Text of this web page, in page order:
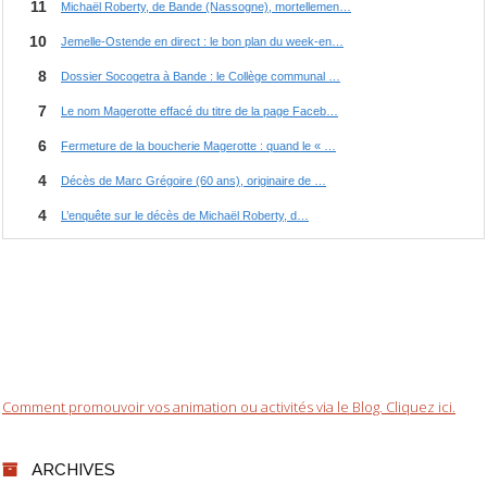
Comment promouvoir vos animation ou activités via le Blog. Cliquez ici.
ARCHIVES